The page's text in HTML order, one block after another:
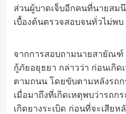
ส่วนผู้บาดเจ็บอีกคนที่นายสม
เบื้องต้นตรวจสอบจนทั่วไม่พบ
จากการสอบถามนายสายัณฑ์
กู้ภัยอยุธยา กล่าวว่า ก่อนเกิด
ตามถนน โดยขับตามหลังรถก
เมื่อมาถึงที่เกิดเหตุพบว่ารถก
เกิดยางระเบิด ก่อนที่จะเสีย